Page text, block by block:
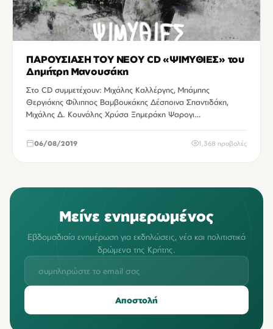
ΠΑΡΟΥΣΙΑΣΗ ΤΟΥ ΝΕΟΥ CD «ΨΙΜΥΘΙΕΣ» του
Δημήτρη Μανουσάκη
Στο CD συμμετέχουν: Μιχάλης Καλλέργης, Μπάμπης
Θεργιάκης Φίλιππος Βαμβουκάκης Δέσποινα Σπαντιδάκη,
Μιχάλης Δ. Κουνάλης Χρύσα Ξημεράκη Ψαρογι…
06/08/2019 1,368 προβολές
Μείνε ενημερωμένος
Εβδομαδιαία ενημέρωση για εκδηλώσεις, νέα και πολιτιστικά
δρώμενα της Κρήτης.
Αποστολή